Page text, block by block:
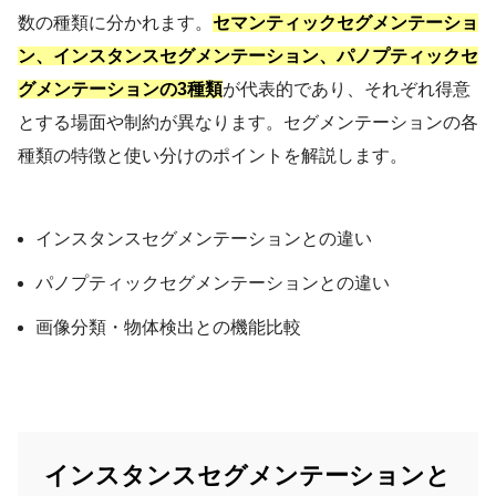
数の種類に分かれます。 セマンティックセグメンテーショ
ン、インスタンスセグメンテーション、パノプティックセ
グメンテーションの3種類が代表的であり、それぞれ得意
とする場面や制約が異なります。セグメンテーションの各
種類の特徴と使い分けのポイントを解説します。
インスタンスセグメンテーションとの違い
パノプティックセグメンテーションとの違い
画像分類・物体検出との機能比較
インスタンスセグメンテーションと